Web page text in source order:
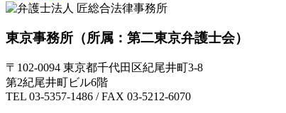
東京事務所 （所属：第二東京弁護士会）
〒102-0094 東京都千代田区紀尾井町3-8
第2紀尾井町ビル6階
TEL 03-5357-1486 / FAX 03-5212-6070